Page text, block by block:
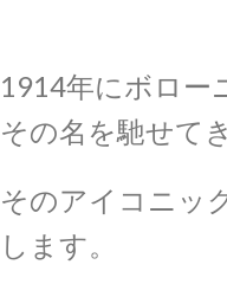
1914年にボロー
その名を馳せて
そのアイコニッ
します。